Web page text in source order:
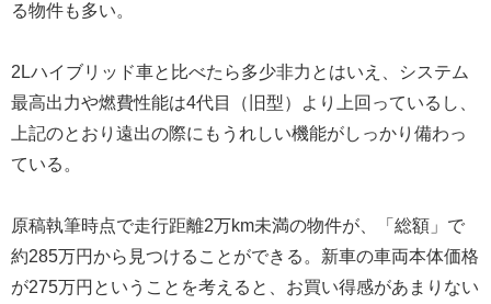
る物件も多い。
2Lハイブリッド車と比べたら多少非力とはいえ、システム
最高出力や燃費性能は4代目（旧型）より上回っているし、
上記のとおり遠出の際にもうれしい機能がしっかり備わっ
ている。
原稿執筆時点で走行距離2万km未満の物件が、「総額」で
約285万円から見つけることができる。新車の車両本体価格
が275万円ということを考えると、お買い得感があまりない